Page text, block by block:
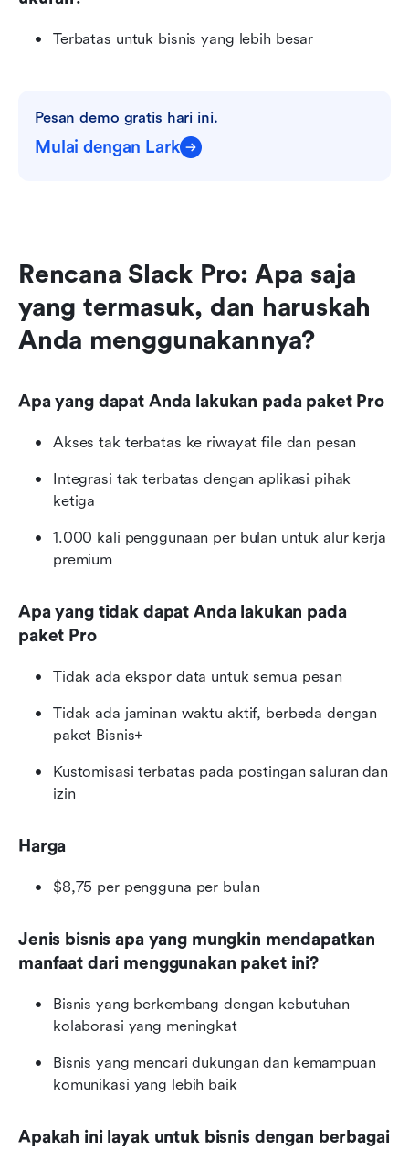
Terbatas untuk bisnis yang lebih besar
Pesan demo gratis hari ini.
Mulai dengan Lark
Rencana Slack Pro: Apa saja
yang termasuk, dan haruskah
Anda menggunakannya?
Apa yang dapat Anda lakukan pada paket Pro
Akses tak terbatas ke riwayat file dan pesan
Integrasi tak terbatas dengan aplikasi pihak
ketiga
1.000 kali penggunaan per bulan untuk alur kerja
premium
Apa yang tidak dapat Anda lakukan pada
paket Pro
Tidak ada ekspor data untuk semua pesan
Tidak ada jaminan waktu aktif, berbeda dengan
paket Bisnis+
Kustomisasi terbatas pada postingan saluran dan
izin
Harga
$8,75 per pengguna per bulan
Jenis bisnis apa yang mungkin mendapatkan
manfaat dari menggunakan paket ini?
Bisnis yang berkembang dengan kebutuhan
kolaborasi yang meningkat
Bisnis yang mencari dukungan dan kemampuan
komunikasi yang lebih baik
Apakah ini layak untuk bisnis dengan berbagai